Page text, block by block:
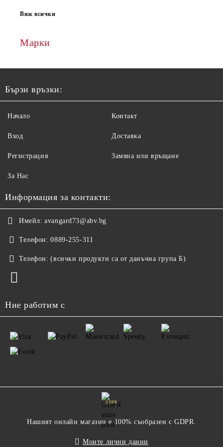
Виж всички
Марки
Бързи връзки:
Начало
Вход
Регистрация
За Нас
Контакт
Доставка
Замяна или връщане
Информация за контакти:
Имейл: avangard73@abv.bg
Телефон: 0889-255-311
Телефон: (всички продукти са от данъчна група Б)
Ние работим с
GDPR
Нашият онлайн магазин е 100% съобразен с GDPR.
Моите лични данни